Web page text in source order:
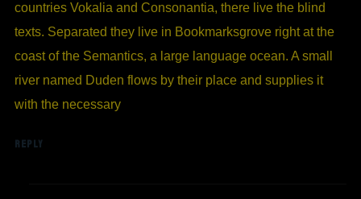
countries Vokalia and Consonantia, there live the blind
texts. Separated they live in Bookmarksgrove right at the
coast of the Semantics, a large language ocean. A small
river named Duden flows by their place and supplies it
with the necessary
REPLY